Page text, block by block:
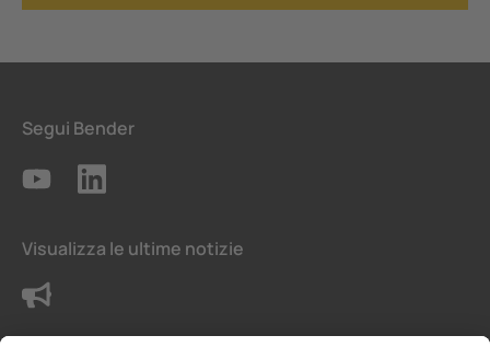
Segui Bender
Visualizza le ultime notizie